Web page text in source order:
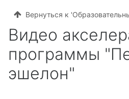
Вернуться к
Видео
программы
эшелон"